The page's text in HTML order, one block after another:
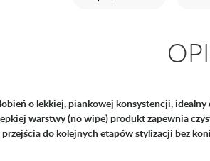
o lekkiej, piankowej konsystencji, idealny
warstwy (no wipe) produkt zapewnia
do kolejnych etapów stylizacji bez